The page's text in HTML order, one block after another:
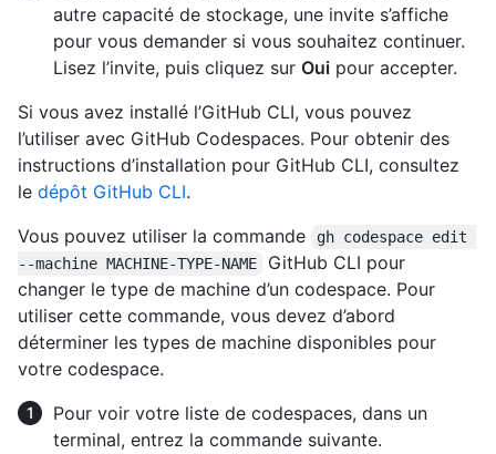
autre capacité de stockage, une invite s’affiche
pour vous demander si vous souhaitez continuer.
Lisez l’invite, puis cliquez sur Oui pour accepter.
Si vous avez installé l’GitHub CLI, vous pouvez
l’utiliser avec GitHub Codespaces. Pour obtenir des
instructions d’installation pour GitHub CLI, consultez
le dépôt GitHub CLI.
Vous pouvez utiliser la commande
gh codespace edit
--machine MACHINE-TYPE-NAME
GitHub CLI pour
changer le type de machine d’un codespace. Pour
utiliser cette commande, vous devez d’abord
déterminer les types de machine disponibles pour
votre codespace.
Pour voir votre liste de codespaces, dans un
terminal, entrez la commande suivante.